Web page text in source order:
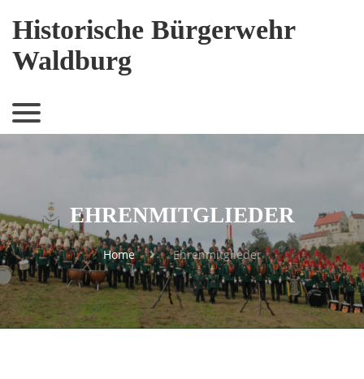
Historische Bürgerwehr
Waldburg
EHRENMITGLIEDER
Home Ehrenmitglieder